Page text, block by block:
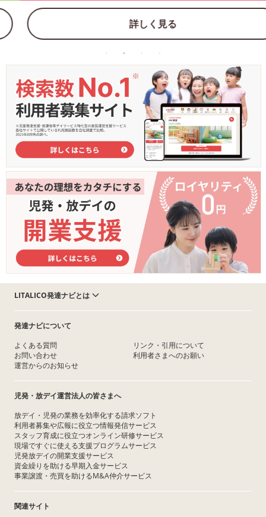
詳しく見る
LITALICO発達ナビとは
発達ナビについて
よくある質問
お問い合わせ
運営からのお知らせ
リンク・引用について
利用者さまへのお願い
児発・放デイ運営法人の皆さまへ
放デイ・児発の業務を効率化する請求ソフト
利用者募集や広報に役立つ情報発信サービス
スタッフ育成に役立つオンライン研修サービス
現場ですぐに使える支援プログラムサービス
児発放デイの開業支援サービス
資金繰りを助ける早期入金サービス
事業譲渡・売買を助けるM&A仲介サービス
関連サイト